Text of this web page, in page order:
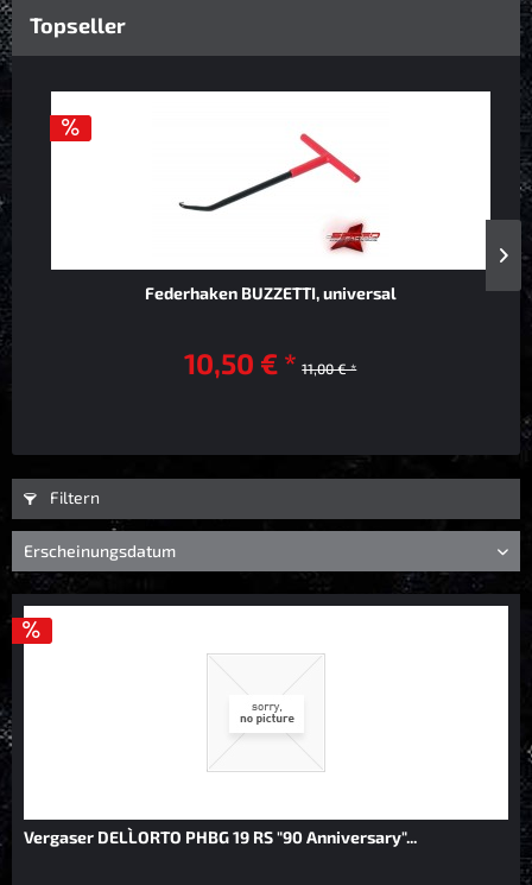
Topseller
Federhaken BUZZETTI, universal
10,50 € * 11,00 € *
Filtern
Vergaser DELL`ORTO PHBG 19 RS "90 Anniversary"...